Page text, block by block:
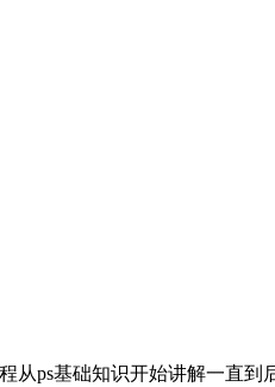
ps基础知识开始讲解一直